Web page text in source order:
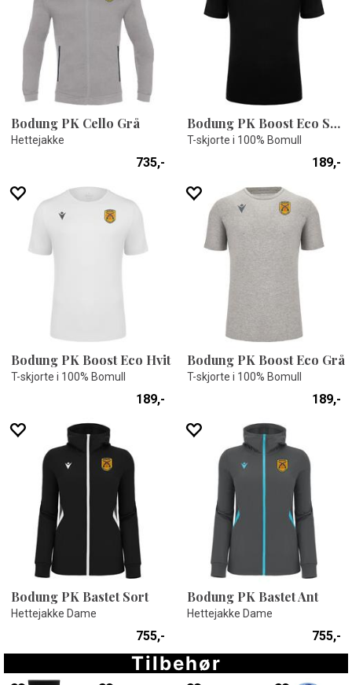
Bodung PK Cello Grå
Hettejakke
735,-
Bodung PK Boost Eco Sort
T-skjorte i 100% Bomull
189,-
Bodung PK Boost Eco Hvit
T-skjorte i 100% Bomull
189,-
Bodung PK Boost Eco Grå
T-skjorte i 100% Bomull
189,-
Bodung PK Bastet Sort
Hettejakke Dame
755,-
Bodung PK Bastet Ant
Hettejakke Dame
755,-
Tilbehør